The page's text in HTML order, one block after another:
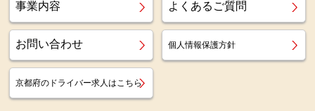
事業内容 よくあるご質問
お問い合わせ 個人情報保護方針
京都府のドライバー求人はこちら